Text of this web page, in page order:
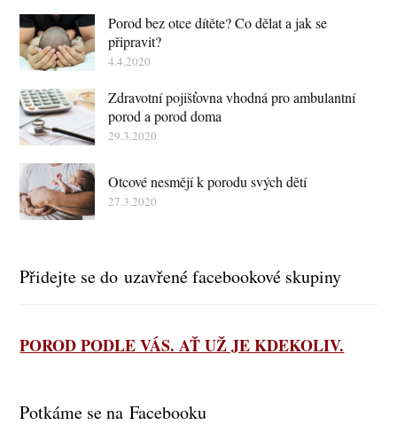
Porod bez otce dítěte? Co dělat a jak se
připravit?
4.4.2020
Zdravotní pojišťovna vhodná pro ambulantní
porod a porod doma
29.3.2020
Otcové nesmějí k porodu svých dětí
27.3.2020
Přidejte se do uzavřené facebookové skupiny
POROD PODLE VÁS. AŤ UŽ JE KDEKOLIV.
Potkáme se na Facebooku